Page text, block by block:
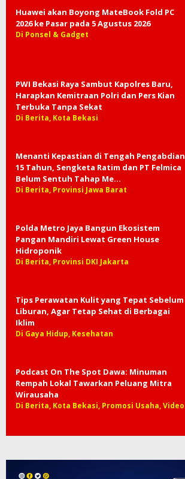
Huawei akan Boyong MateBook Fold PC
2026 ke Pasar pada 5 Agustus 2026
Di Ponsel & Gadget
PWI Bekasi Raya Sambut Kapolres Baru,
Harapkan Kemitraan Polri dan Pers Kian
Terbuka Tanpa Sekat
Di Berita, Kota Bekasi
Menanti Kepastian di Tengah Pengabdian
15 Tahun, Sengketa Ratim dan PT Felmica
Belum Sentuh Tahap Me…
Di Berita, Provinsi Jawa Barat
Polda Metro Jaya Bangun Ekosistem
Pangan Mandiri Lewat Green House
Hidroponik
Di Berita, Provinsi DKI Jakarta
Tips Perawatan Kulit yang Tepat Sebelum
Liburan, Agar Tetap Sehat di Berbagai
Iklim
Di Gaya Hidup, Kesehatan
Podcast On The Spot Dawa: Minuman
Rempah Lokal Tawarkan Peluang Mitra
Wirausaha
Di Berita, Kota Bekasi, Promosi Usaha, Video